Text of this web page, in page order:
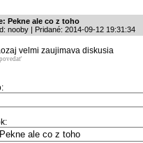
Pekne ale co z toho
nooby | Pridané: 2014-09-12 19:31:34
velmi zaujimava diskusia